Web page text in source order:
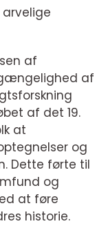
af
af
af det 19.
at
og
Dette førte til
og
at føre
historie.